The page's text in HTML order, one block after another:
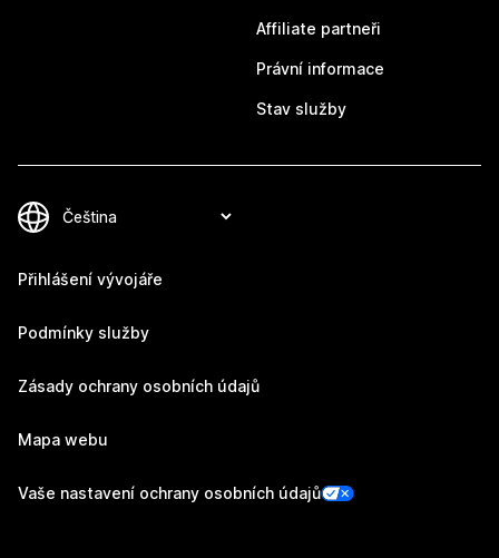
Affiliate partneři
Právní informace
Stav služby
Přihlášení vývojáře
Podmínky služby
Zásady ochrany osobních údajů
Mapa webu
Vaše nastavení ochrany osobních údajů